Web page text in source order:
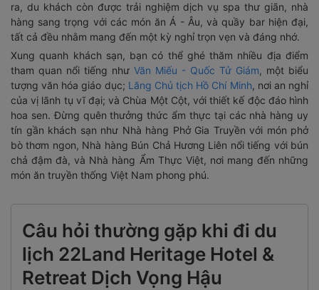
ra, du khách còn được trải nghiệm dịch vụ spa thư giãn, nhà
hàng sang trọng với các món ăn Á - Âu, và quầy bar hiện đại,
tất cả đều nhằm mang đến một kỳ nghỉ trọn vẹn và đáng nhớ.
Xung quanh khách sạn, bạn có thể ghé thăm nhiều địa điểm
tham quan nổi tiếng như Văn Miếu - Quốc Tử Giám, một biểu
tượng văn hóa giáo dục; Lăng Chủ tịch Hồ Chí Minh, nơi an nghỉ
của vị lãnh tụ vĩ đại; và Chùa Một Cột, với thiết kế độc đáo hình
hoa sen. Đừng quên thưởng thức ẩm thực tại các nhà hàng uy
tín gần khách sạn như Nhà hàng Phở Gia Truyền với món phở
bò thơm ngon, Nhà hàng Bún Chả Hương Liên nổi tiếng với bún
chả đậm đà, và Nhà hàng Ẩm Thực Việt, nơi mang đến những
món ăn truyền thống Việt Nam phong phú.
Câu hỏi thường gặp khi đi du
lịch 22Land Heritage Hotel &
Retreat Dịch Vọng Hậu